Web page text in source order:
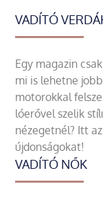
VADÍTÓ
Egy magazin
mi is lehetne
motorokkal
lóerővel szelik
nézegetnél? Itt
újdonságokat!
VADÍTÓ NŐK